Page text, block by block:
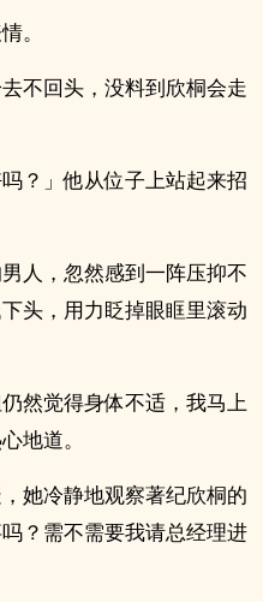
。
不回头，没料到欣桐会走
？」他从位子上站起来招
人，忽然感到一阵压抑不
头，用力眨掉眼眶里滚动
然觉得身体不适，我马上
地道。
她冷静地观察著纪欣桐的
？需不需要我请总经理进